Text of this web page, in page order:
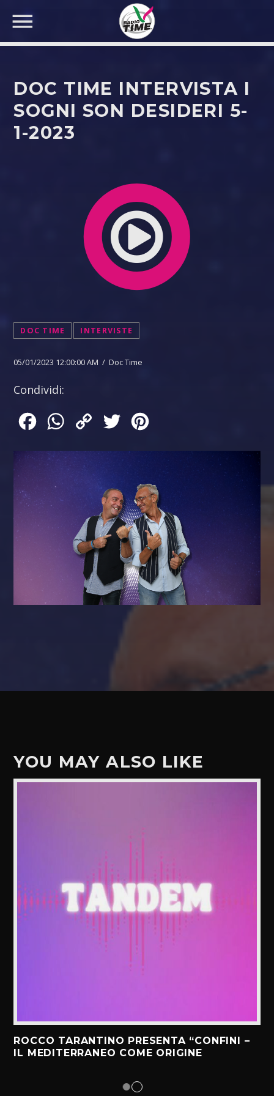
CERCA NEL SITO WEB:
DOC TIME INTERVISTA I
SOGNI SON DESIDERI 5-
1-2023
DOC TIME INTERVISTE
05/01/2023 12:00:00 AM / Doc Time
Condividi:
FacebookWhatsApp
Copy
Twitter
YOU MAY ALSO LIKE
ROCCO TARANTINO PRESENTA “CONFINI –
IL MEDITERRANEO COME ORIGINE